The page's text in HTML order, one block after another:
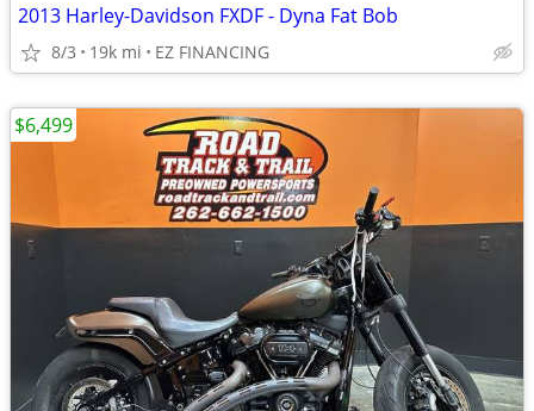
2013 Harley-Davidson FXDF - Dyna Fat Bob
8/3 19k mi EZ FINANCING
$6,499